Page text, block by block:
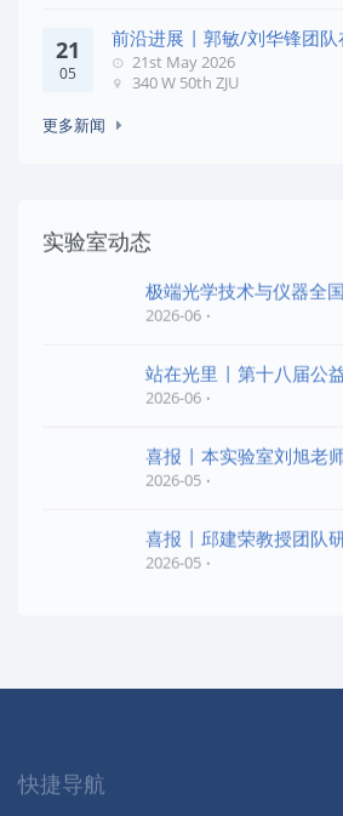
21
05
前沿进展 | 郭敏/刘华锋团
Commun
21st May 2026
340 W 50th ZJU
更多新闻
实验室动态
极端光学技术与仪器全
2026-06
站在光里 | 第十八届公
2026-06
喜报 | 本实验室刘旭老
2026-05
喜报 | 邱建荣教授团队
2026-05
快捷导航